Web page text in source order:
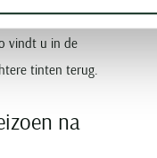
brengt het merk
vindt u in de
tinten terug.
na